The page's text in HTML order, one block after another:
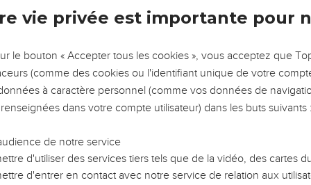
Shéba et dans les bourgades qui en dépendaient,
dans les bourgades qui en dépendaient,
à Jarmuth,
les villages voisins, à Lakis et dans son territoire, à Azéka et
d’habitation s’étendait de Beer-Shéba à la vallée de Hinnom.
leur zone d’habitation partait de Guéba et comprenait
vie privée est importante pour
le bouton « Accepter tous les cookies », vous acceptez que
(comme des cookies ou l'identifiant unique de votre
à caractère personnel (comme vos données de
dans votre compte utilisateur) dans les buts suivants :
de notre service
d'utiliser des services tiers tels que de la vidéo, des cartes
d'entrer en contact avec notre service de relation aux